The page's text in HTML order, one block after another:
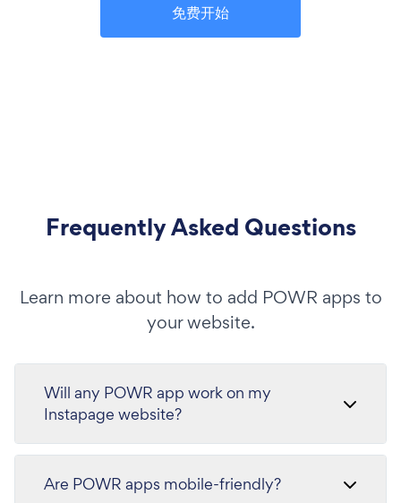
免费开始
Frequently Asked Questions
Learn more about how to add POWR apps to
your website.
Will any POWR app work on my
Instapage website?
Are POWR apps mobile-friendly?